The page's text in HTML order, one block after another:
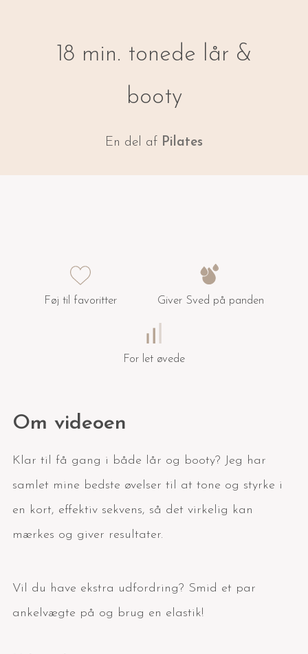
18 min. tonede lår &
booty
En del af Pilates
Føj til favoritter Giver Sved på panden
For let øvede
Om videoen
Klar til få gang i både lår og booty? Jeg har
samlet mine bedste øvelser til at tone og styrke i
en kort, effektiv sekvens, så det virkelig kan
mærkes og giver resultater.
Vil du have ekstra udfordring? Smid et par
ankelvægte på og brug en elastik!